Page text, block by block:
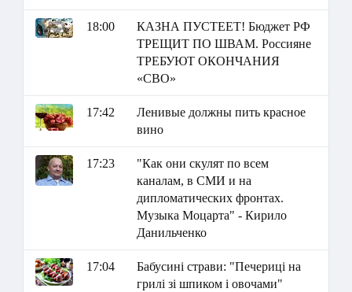
18:00
КАЗНА ПУСТЕЕТ! Бюджет РФ
ТРЕЩИТ ПО ШВАМ. Россияне
ТРЕБУЮТ ОКОНЧАНИЯ
«СВО»
17:42
Ленивые должны пить красное
вино
17:23
"Как они скулят по всем
каналам, в СМИ и на
дипломатических фронтах.
Музыка Моцарта" - Кирило
Данильченко
17:04
Бабусині страви: "Печериці на
грилі зі шпиком і овочами"